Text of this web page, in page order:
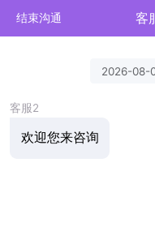
结束沟通 客
2026-08-
客服2
欢迎您来咨询